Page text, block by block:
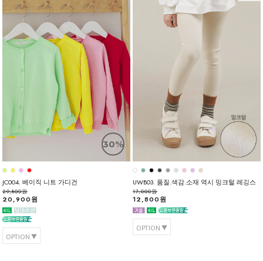
30%
JC004. 베이직 니트 가디건
29,800원
20,900원
OPTION
UWB03. 품질.색감.소재 역시 밍크털 레깅스
17,000원
12,800원
OPTION